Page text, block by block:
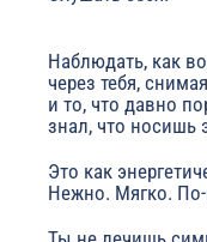
Наблюдать, как
через тебя,
и то, что давно
знал, что носишь
Это как
Нежно. Мягко.